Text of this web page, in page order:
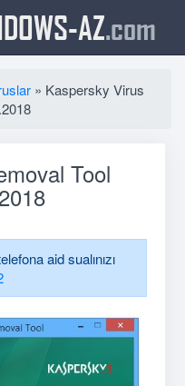
AZ.com
» Kaspersky Virus
Tool
aid sualınızı